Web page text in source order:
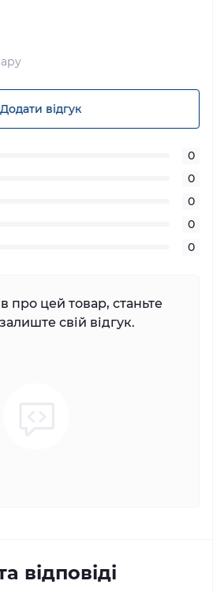
відгук
0
0
0
0
0
про цей товар, станьте
свій відгук.
відповіді